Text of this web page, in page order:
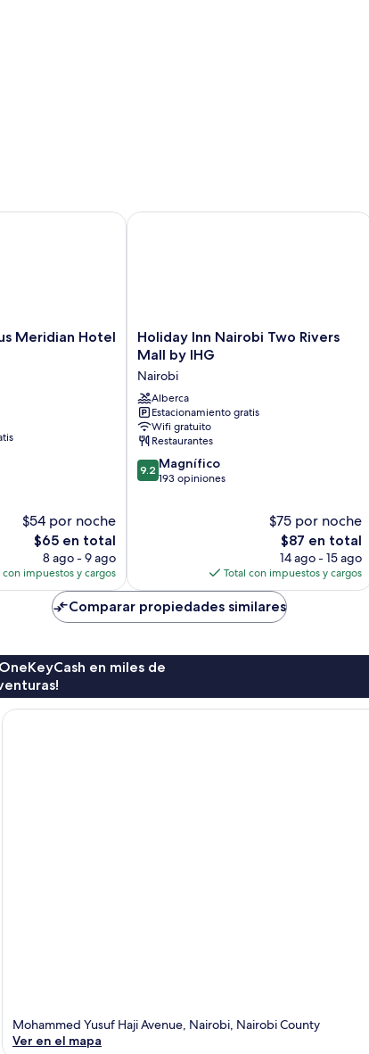
Meridian Hotel
$54 por noche
El
precio
actual
es
$65
$65 en total
8 ago - 9 ago
con impuestos y cargos
Hotel
Holiday
Inn
Two
Rivers
Mall
by
IHG
Nairobi
Holiday Inn Nairobi Two Rivers
Mall by IHG
Nairobi
Alberca
Estacionamiento gratis
Wifi gratuito
Restaurantes
9.2
de
9.2 Magnífico
193 opiniones
$75 por noche
El
precio
actual
es
de
$87
$87 en total
14 ago - 15 ago
Total con impuestos y cargos
Holiday Inn Nairobi Two Rivers Mall
Comparar propiedades similares
en miles de
Mohammed Yusuf Haji Avenue, Nairobi, Nairobi County
Ver en el mapa